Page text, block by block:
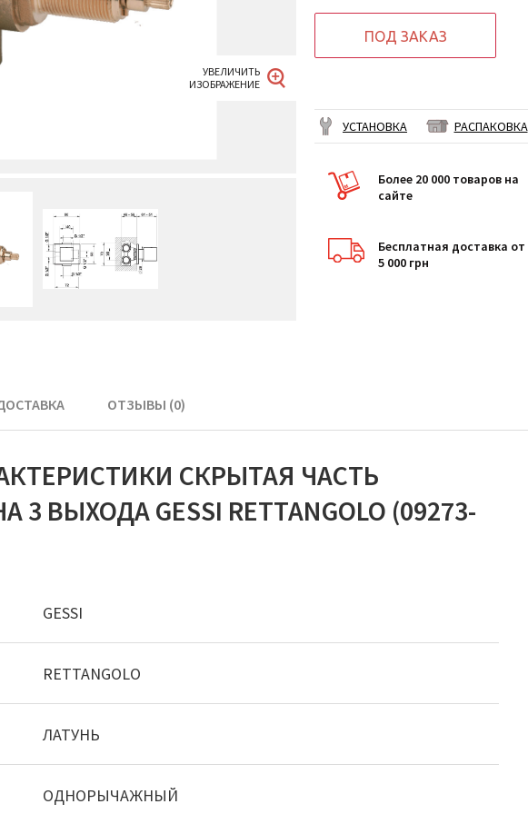
ПОД ЗАКАЗ
УСТАНОВКА РАСПАКОВКА
Более 20 000 товаров на
сайте
Бесплатная доставка от
5 000 грн
ОТЗЫВЫ (0)
СКРЫТАЯ ЧАСТЬ
ВЫХОДА GESSI RETTANGOLO (09273-
GESSI
RETTANGOLO
ЛАТУНЬ
ОДНОРЫЧАЖНЫЙ